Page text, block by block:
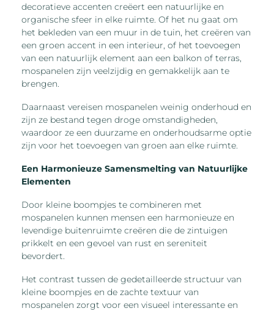
decoratieve accenten creëert een natuurlijke en
organische sfeer in elke ruimte. Of het nu gaat om
het bekleden van een muur in de tuin, het creëren van
een groen accent in een interieur, of het toevoegen
van een natuurlijk element aan een balkon of terras,
mospanelen zijn veelzijdig en gemakkelijk aan te
brengen.
Daarnaast vereisen mospanelen weinig onderhoud en
zijn ze bestand tegen droge omstandigheden,
waardoor ze een duurzame en onderhoudsarme optie
zijn voor het toevoegen van groen aan elke ruimte.
Een Harmonieuze Samensmelting van Natuurlijke
Elementen
Door kleine boompjes te combineren met
mospanelen kunnen mensen een harmonieuze en
levendige buitenruimte creëren die de zintuigen
prikkelt en een gevoel van rust en sereniteit
bevordert.
Het contrast tussen de gedetailleerde structuur van
kleine boompjes en de zachte textuur van
mospanelen zorgt voor een visueel interessante en